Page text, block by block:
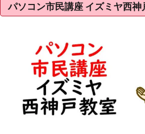
パソコン市民講座 イズミヤ西神